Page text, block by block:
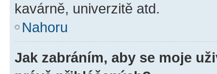
kavárně, univerzitě atd.
Nahoru
Jak zabráním, aby se moje